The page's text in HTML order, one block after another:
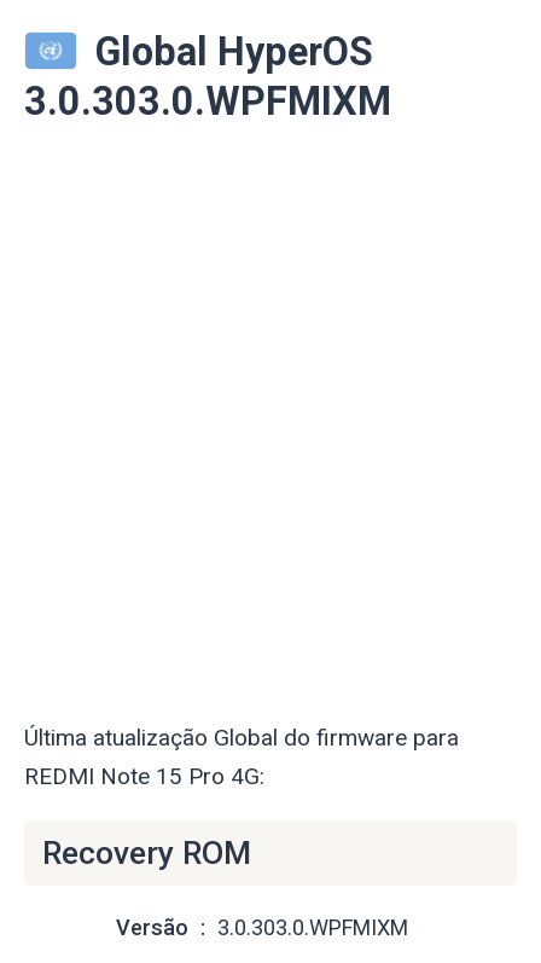
Global HyperOS
3.0.303.0.WPFMIXM
Última atualização Global do firmware para
REDMI Note 15 Pro 4G:
Recovery ROM
Versão
3.0.303.0.WPFMIXM